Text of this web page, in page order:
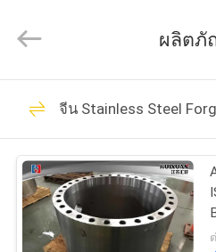
บ้าน
สินค้า
วิดีโอ
XUAN
NEW
Reserved.
Heavy
Forgings
ผลิต
จีน Stainless Steel